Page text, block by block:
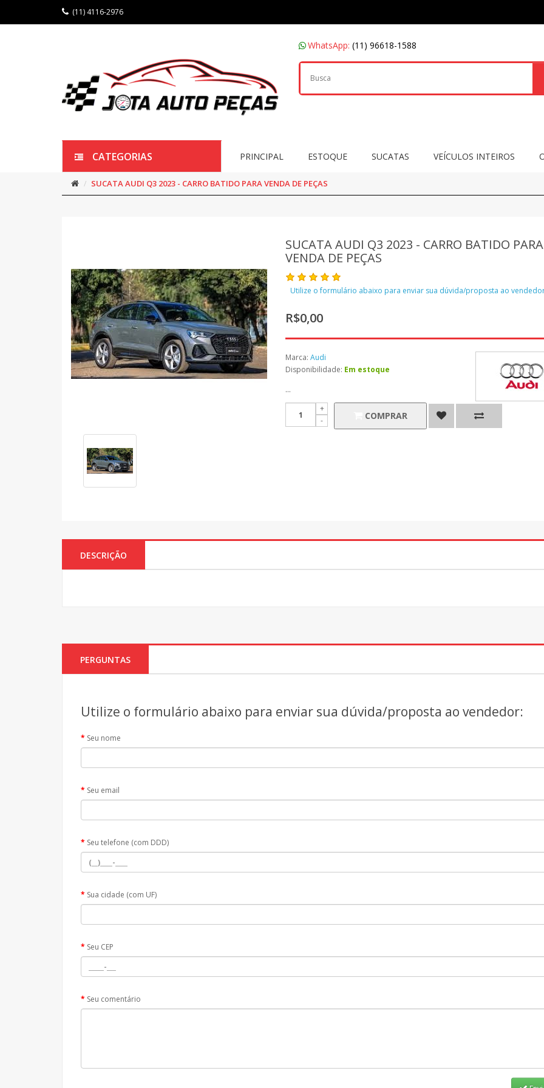
(11) 4116-2976
WhatsApp: (11) 96618-1588
CATEGORIAS PRINCIPAL ESTOQUE SUCATAS VEÍCULOS INTEIROS
SUCATA AUDI Q3 2023 - CARRO BATIDO PARA VENDA DE PEÇAS
SUCATA AUDI Q3 2023 - CARRO BATIDO PARA
VENDA DE PEÇAS
Utilize o formulário abaixo para enviar sua dúvida/proposta ao
R$0,00
Marca:Audi
Disponibilidade: Em estoque
...
COMPRAR
DESCRIÇÃO
PERGUNTAS
Utilize o formulário abaixo para enviar sua dúvida/proposta ao vendedor:
Seu nome
Seu email
Seu telefone (com DDD)
Sua cidade (com UF)
Seu CEP
Seu comentário